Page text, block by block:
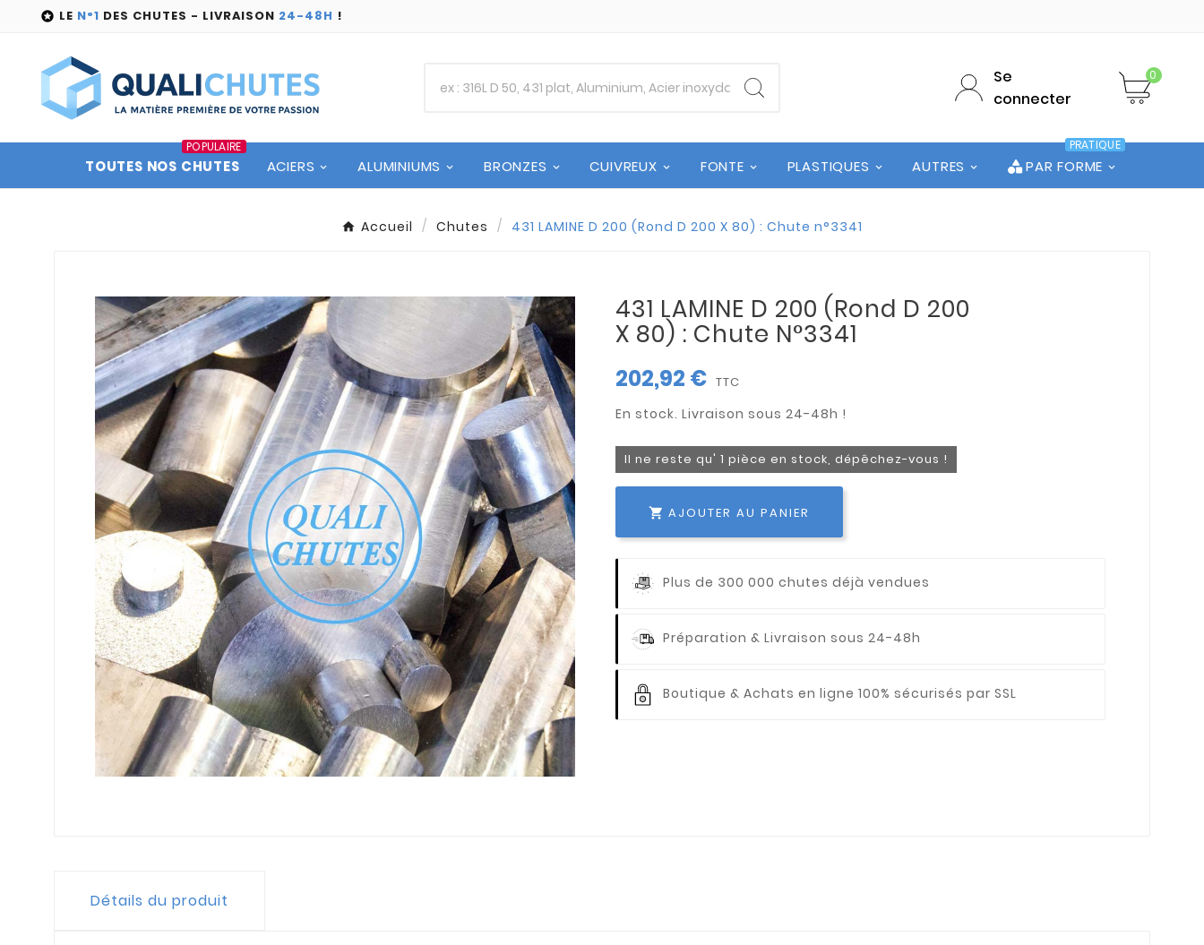
 LE N°1 DES CHUTES - LIVRAISON 24-48H !
Se
connecter
0
TOUTES NOS CHUTES
POPULAIRE
ACIERS ALUMINIUMS BRONZES CUIVREUX FONTE PLASTIQUES AUTRES PAR FORME
PRATIQUE
Accueil Chutes 431 LAMINE D 200 (Rond D 200 X 80) : Chute n°3341
431 LAMINE D 200 (Rond D 200
X 80) : Chute N°3341
202,92 € TTC
Il ne reste qu' 1 pièce en stock, dépêchez-vous !
 AJOUTER AU PANIER
Plus de 300 000 chutes déjà vendues
Préparation & Livraison sous 24-48h
Boutique & Achats en ligne 100% sécurisés par SSL
Détails du produit